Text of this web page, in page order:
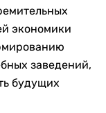
экономики
заведений,
будущих